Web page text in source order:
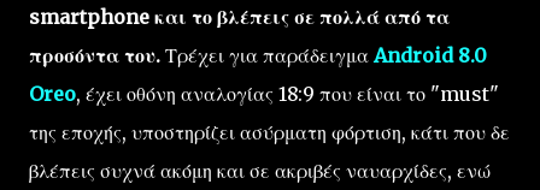
smartphone και το βλέπεις σε πολλά από τα
προσόντα του. Τρέχει για παράδειγμαAndroid 8.0
Oreo, έχει οθόνη αναλογίας 18:9 που είναι το "must"
της εποχής, υποστηρίζει ασύρματη φόρτιση, κάτι που δε
βλέπεις συχνά ακόμη και σε ακριβές ναυαρχίδες, ενώ